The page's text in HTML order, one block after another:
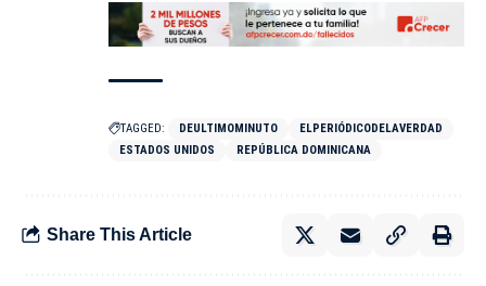
TAGGED: DEULTIMOMINUTO
ELPERIÓDICODELAVERDAD
ESTADOS UNIDOS
REPÚBLICA DOMINICANA
Share This Article